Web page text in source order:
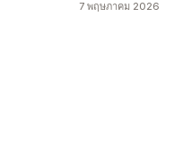
7 พฤษภาคม 2026